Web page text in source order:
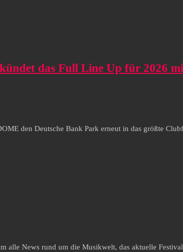
das Full Line Up für 2026
den Deutsche Bank Park erneut in das größte
alle News rund um die Musikwelt, das aktuelle